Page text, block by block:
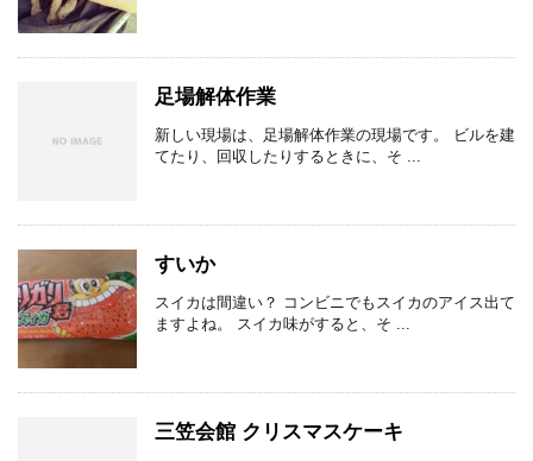
足場解体作業
新しい現場は、足場解体作業の現場です。 ビルを建
てたり、回収したりするときに、そ ...
すいか
スイカは間違い？ コンビニでもスイカのアイス出て
ますよね。 スイカ味がすると、そ ...
三笠会館 クリスマスケーキ